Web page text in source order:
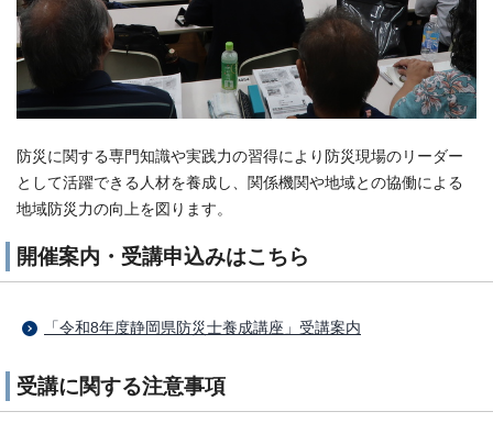
防災に関する専門知識や実践力の習得により防災現場のリーダー
として活躍できる人材を養成し、関係機関や地域との協働による
地域防災力の向上を図ります。
開催案内・受講申込みはこちら
「令和8年度静岡県防災士養成講座」受講案内
受講に関する注意事項